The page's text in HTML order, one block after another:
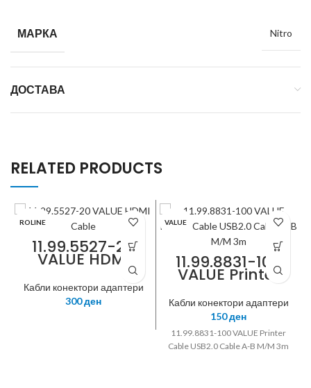
МАРКА Nitro
ДОСТАВА
RELATED PRODUCTS
ROLINE
11.99.5527-20
VALUE HDMI
Cable, HDMI H-
HDMI M, 2m
Кабли конектори адаптери
300ден
VALUE
11.99.8831-100
VALUE Printer
Cable USB2.0
Cable A-B M/M
3m
Кабли конектори адаптери
150ден
11.99.8831-100 VALUE Printer
Cable USB2.0 Cable A-B M/M 3m